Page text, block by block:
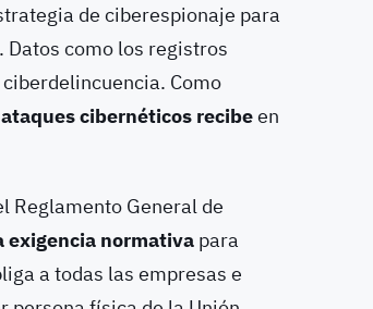
de ciberespionaje para
como los registros
Como
cibernéticos recibeen
Reglamento General de
exigencia normativa para
a todas las empresas e